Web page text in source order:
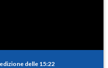
edizione delle 15:22